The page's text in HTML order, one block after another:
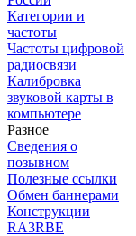
Категории и
частоты
Частоты цифровой
радиосвязи
Калибровка
звуковой карты в
компьютере
Разное
Сведения о
позывном
Полезные ссылки
Обмен баннерами
Конструкции
RA3RBE